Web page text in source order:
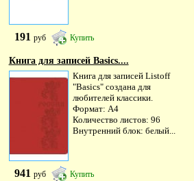
191 руб Купить
Книга для записей Basics....
Книга для записей Listoff
"Basics" создана для
любителей классики.
Формат: А4
Количество листов: 96
Внутренний блок: белый...
941 руб Купить